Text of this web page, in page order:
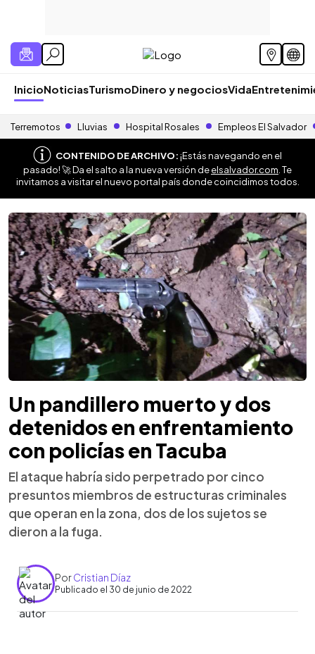
InicioNoticiasTurismoDinero y negociosVida
Terremotos Lluvias Hospital Rosales Empleos El Salvador
CONTENIDO DE ARCHIVO:¡Estás navegando en el
pasado! 🚀 Da el salto a la nueva versión deelsalvador.com . Te
invitamos a visitar el nuevo portal país donde coincidimos todos.
Un pandillero muerto y dos
detenidos en enfrentamiento
con policías en Tacuba
El ataque habría sido perpetrado por cinco
presuntos miembros de estructuras criminales
que operan en la zona, dos de los sujetos se
dieron a la fuga.
PorCristian Díaz
Publicado el 30 de junio de 2022